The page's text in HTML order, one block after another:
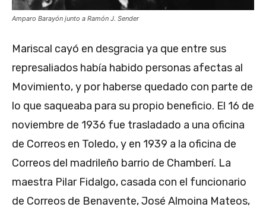
Amparo Barayón junto a Ramón J. Sender
Mariscal cayó en desgracia ya que entre sus
represaliados había habido personas afectas al
Movimiento, y por haberse quedado con parte de
lo que saqueaba para su propio beneficio. El 16 de
noviembre de 1936 fue trasladado a una oficina
de Correos en Toledo, y en 1939 a la oficina de
Correos del madrileño barrio de Chamberí. La
maestra Pilar Fidalgo, casada con el funcionario
de Correos de Benavente, José Almoina Mateos,